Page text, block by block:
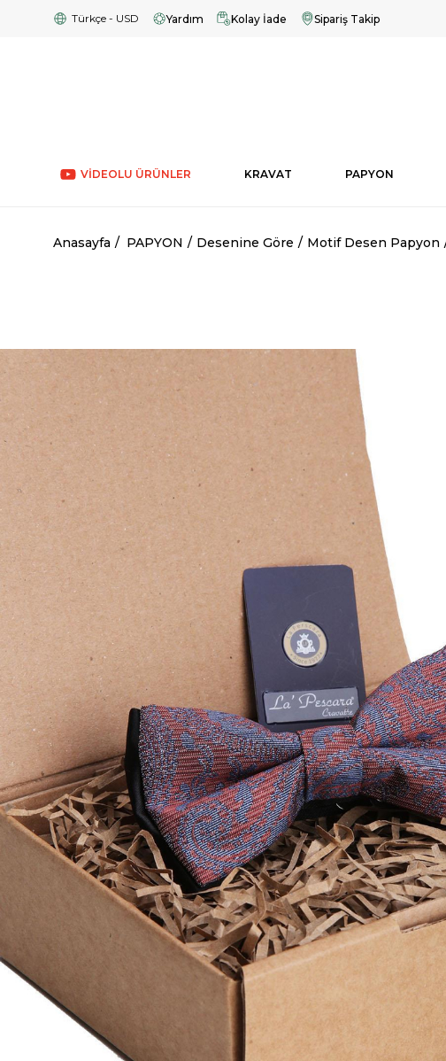
Türkçe - USD Yardım Kolay İade Sipariş Takip
VİDEOLU ÜRÜNLER KRAVAT PAPYON
Anasayfa PAPYON Desenine Göre Motif Desen Papyon